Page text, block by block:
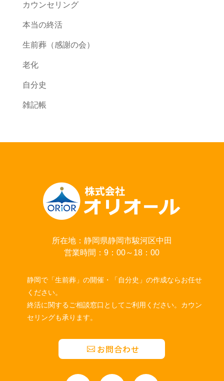
カウンセリング
本当の終活
生前葬（感謝の会）
老化
自分史
雑記帳
所在地：静岡県静岡市駿河区中田
営業時間：9：00～18：00
静岡で「生前葬」の開催・「自分史」の作成ならお任せ
ください。
終活に関するご相談窓口としてご利用ください。カウン
セリングも承ります。
お問合わせ